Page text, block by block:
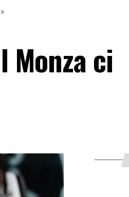
Monza ci